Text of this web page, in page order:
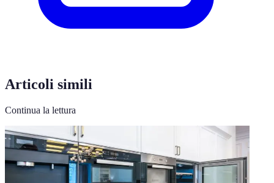
Articoli simili
Continua la lettura